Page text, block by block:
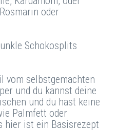
oder
Schokosplits
vom selbstgemachten
und du kannst deine
und du hast keine
Palmfett oder
hier ist ein Basisrezept